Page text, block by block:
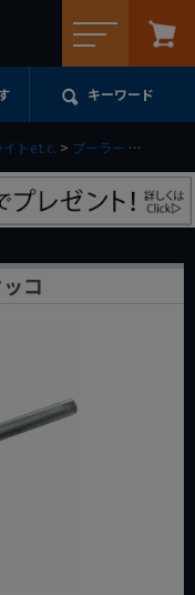
キーワード
トe.t.c. プーラー
コ